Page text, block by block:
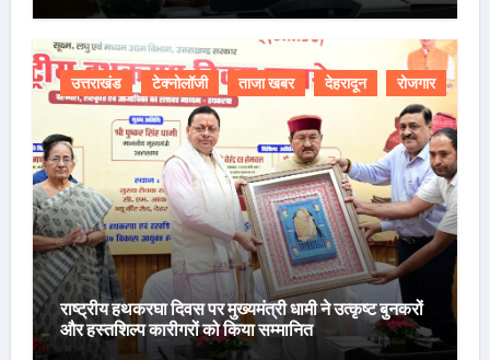
उत्तराखंड टेक्नोलॉजी ताजा खबर देहरादून रोजगार
राष्ट्रीय हथकरघा दिवस पर मुख्यमंत्री धामी ने उत्कृष्ट बुनकरों
और हस्तशिल्प कारीगरों को किया सम्मानित